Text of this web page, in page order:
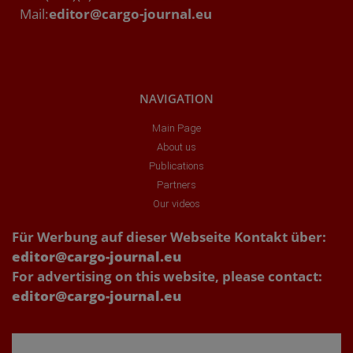
Mail:editor@cargo-journal.eu
NAVIGATION
Main Page
About us
Publications
Partners
Our videos
Für Werbung auf dieser Webseite Kontakt über:
editor@cargo-journal.eu
For advertising on this website, please contact:
editor@cargo-journal.eu